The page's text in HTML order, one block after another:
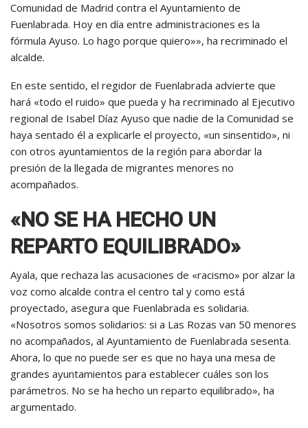
Comunidad de Madrid contra el Ayuntamiento de
Fuenlabrada. Hoy en día entre administraciones es la
fórmula Ayuso. Lo hago porque quiero»», ha recriminado el
alcalde.
En este sentido, el regidor de Fuenlabrada advierte que
hará «todo el ruido» que pueda y ha recriminado al Ejecutivo
regional de Isabel Díaz Ayuso que nadie de la Comunidad se
haya sentado él a explicarle el proyecto, «un sinsentido», ni
con otros ayuntamientos de la región para abordar la
presión de la llegada de migrantes menores no
acompañados.
«NO SE HA HECHO UN
REPARTO EQUILIBRADO»
Ayala, que rechaza las acusaciones de «racismo» por alzar la
voz como alcalde contra el centro tal y como está
proyectado, asegura que Fuenlabrada es solidaria.
«Nosotros somos solidarios: si a Las Rozas van 50 menores
no acompañados, al Ayuntamiento de Fuenlabrada sesenta.
Ahora, lo que no puede ser es que no haya una mesa de
grandes ayuntamientos para establecer cuáles son los
parámetros. No se ha hecho un reparto equilibrado», ha
argumentado.